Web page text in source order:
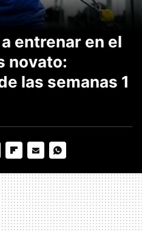
entrenar en el
novato:
las semanas 1
MAIL